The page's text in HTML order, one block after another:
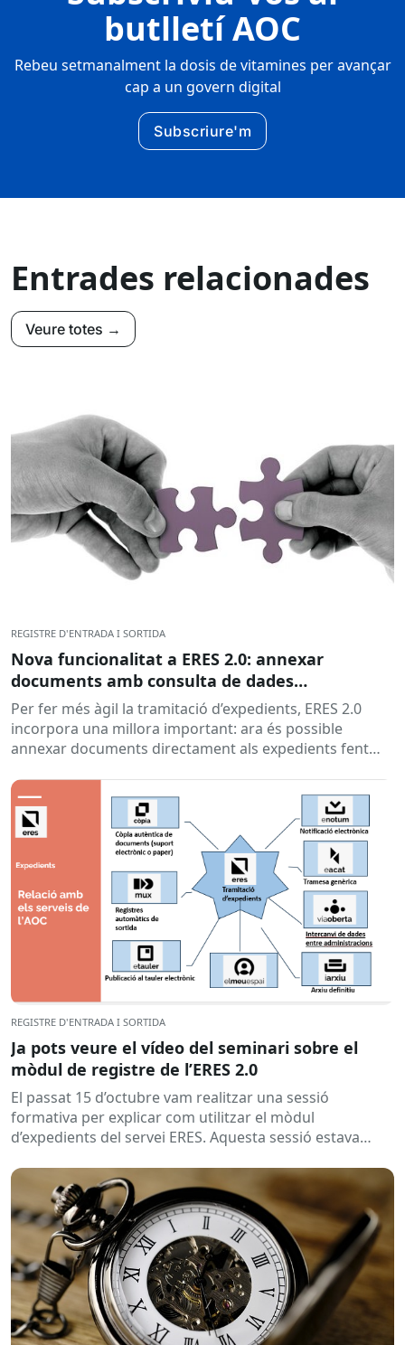
butlletí AOC
Rebeu setmanalment la dosis de vitamines per avançar
cap a un govern digital
Subscriure'm
Entrades relacionades
Veure totes →
REGISTRE D'ENTRADA I SORTIDA
Nova funcionalitat a ERES 2.0: annexar
documents amb consulta de dades
d’interoperabilitat
Per fer més àgil la tramitació d’expedients, ERES 2.0
incorpora una millora important: ara és possible
annexar documents directament als expedients fent
REGISTRE D'ENTRADA I SORTIDA
Ja pots veure el vídeo del seminari sobre el
mòdul de registre de l’ERES 2.0
El passat 15 d’octubre vam realitzar una sessió
formativa per explicar com utilitzar el mòdul
d’expedients del servei ERES. Aquesta sessió estava